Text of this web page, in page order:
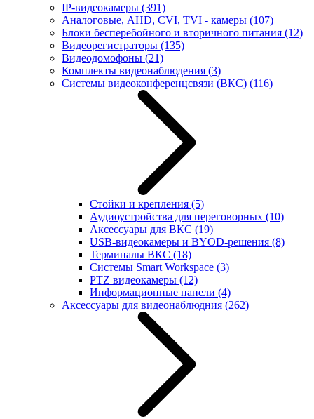
IP-видеокамеры (391)
Аналоговые, AHD, CVI, TVI - камеры (107)
Блоки бесперебойного и вторичного питания (12)
Видеорегистраторы (135)
Видеодомофоны (21)
Комплекты видеонаблюдения (3)
Системы видеоконференцсвязи (ВКС) (116)
Стойки и крепления (5)
Аудиоустройства для переговорных (10)
Аксессуары для ВКС (19)
USB-видеокамеры и BYOD-решения (8)
Терминалы ВКС (18)
Системы Smart Workspace (3)
PTZ видеокамеры (12)
Информационные панели (4)
Аксессуары для видеонаблюдния (262)